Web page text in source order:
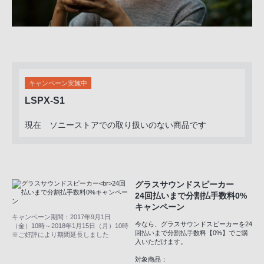
キャンペーン実施中
LSPX-S1
現在 ソニーストアでの取り扱いのない商品です
グラスサウンドスピーカー
24回払いまで分割払手数料0%
キャンペーン
今なら、グラスサウンドスピーカーを24
回払いまで分割払手数料【0%】でご購
入いただけます。
対象商品：
キャンペーン期間：2017年9月1日
（金）10時～2018年1月15日（月）10時
※ご好評により期間延長しました